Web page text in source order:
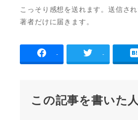
こっそり感想を送れます。送信さ
著者だけに届きます。
- -
この記事を書いた人